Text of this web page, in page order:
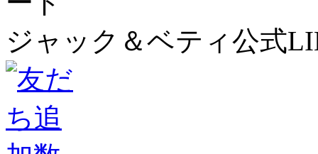
ジャック＆ベティ公式